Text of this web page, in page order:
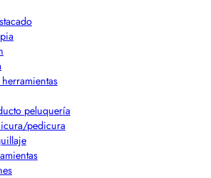
peluquería
pedicura